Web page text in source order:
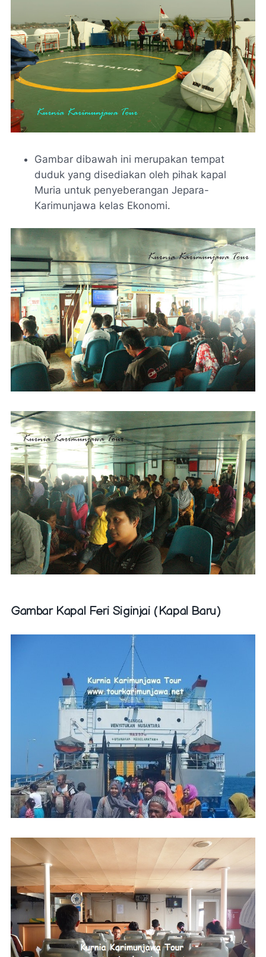
Gambar dibawah ini merupakan tempat
duduk yang disediakan oleh pihak kapal
Muria untuk penyeberangan Jepara-
Karimunjawa kelas Ekonomi.
Gambar Kapal Feri Siginjai (Kapal Baru)